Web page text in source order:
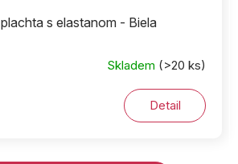
s elastanom - Biela
Skladem (>20 ks)
Detail